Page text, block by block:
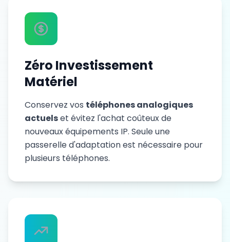
Zéro Investissement
Matériel
Conservez vos téléphones analogiques
actuelset évitez l'achat coûteux de
nouveaux équipements IP. Seule une
passerelle d'adaptation est nécessaire pour
plusieurs téléphones.